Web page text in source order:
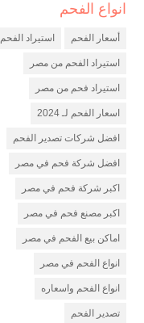
انواع الفحم
أسعار الفحم استيراد الفحم
استيراد الفحم من مصر
استيراد فحم من مصر
اسعار الفحم لـ 2024
افضل شركات تصدير الفحم
افضل شركة فحم في مصر
اكبر شركة فحم في مصر
اكبر مصنع فحم في مصر
اماكن بيع الفحم في مصر
انواع الفحم في مصر
انواع الفحم واسعاره
تصدير الفحم